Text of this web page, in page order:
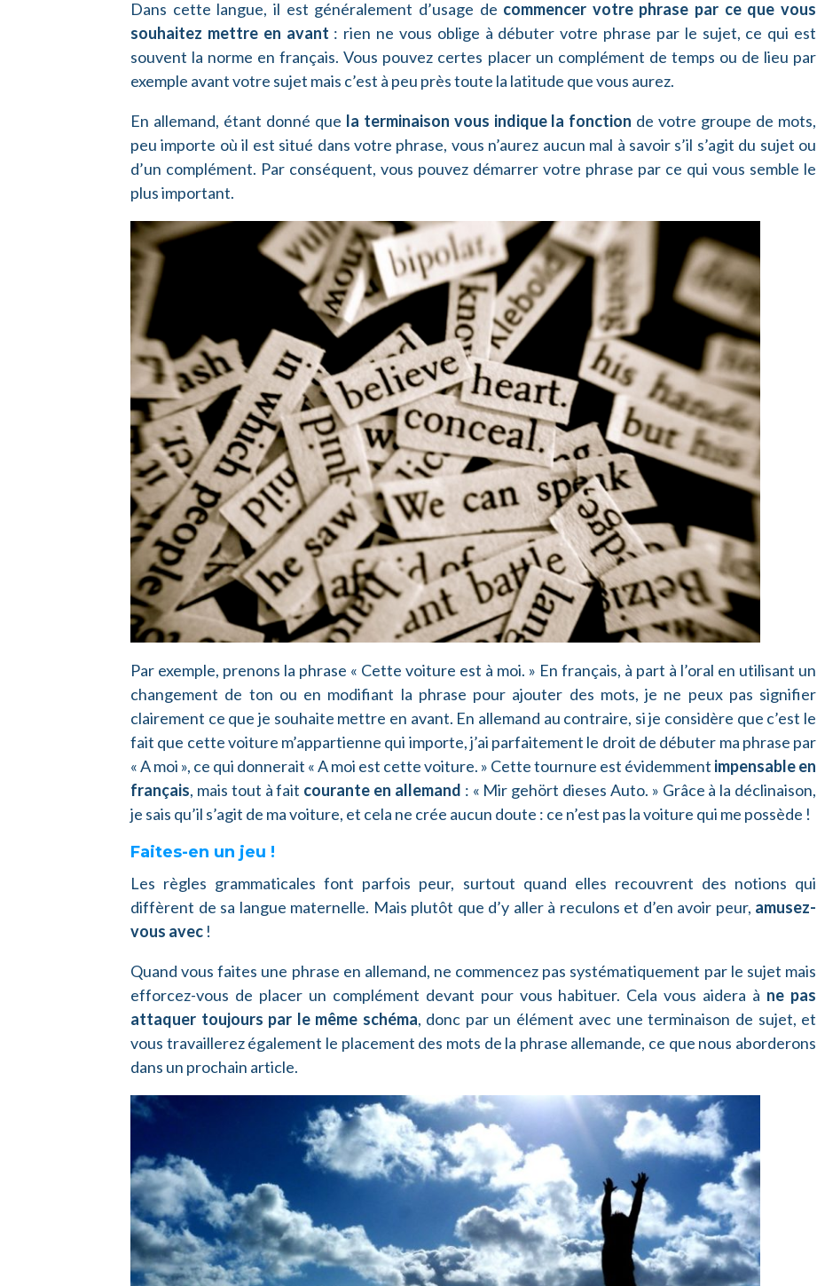
Dans cette langue, il est généralement d’usage de commencer votre phrase par ce que vous
souhaitez mettre en avant : rien ne vous oblige à débuter votre phrase par le sujet, ce qui est
souvent la norme en français. Vous pouvez certes placer un complément de temps ou de lieu par
exemple avant votre sujet mais c’est à peu près toute la latitude que vous aurez.
En allemand, étant donné que la terminaison vous indique la fonction de votre groupe de mots,
peu importe où il est situé dans votre phrase, vous n’aurez aucun mal à savoir s’il s’agit du sujet ou
d’un complément. Par conséquent, vous pouvez démarrer votre phrase par ce qui vous semble le
plus important.
Par exemple, prenons la phrase « Cette voiture est à moi. » En français, à part à l’oral en utilisant un
changement de ton ou en modifiant la phrase pour ajouter des mots, je ne peux pas signifier
clairement ce que je souhaite mettre en avant. En allemand au contraire, si je considère que c’est le
fait que cette voiture m’appartienne qui importe, j’ai parfaitement le droit de débuter ma phrase par
« A moi », ce qui donnerait « A moi est cette voiture. » Cette tournure est évidemment impensable en
français, mais tout à fait courante en allemand : « Mir gehört dieses Auto. » Grâce à la déclinaison,
je sais qu’il s’agit de ma voiture, et cela ne crée aucun doute : ce n’est pas la voiture qui me possède !
Faites-en un jeu !
Les règles grammaticales font parfois peur, surtout quand elles recouvrent des notions qui
diffèrent de sa langue maternelle. Mais plutôt que d’y aller à reculons et d’en avoir peur, amusez-
vous avec !
Quand vous faites une phrase en allemand, ne commencez pas systématiquement par le sujet mais
efforcez-vous de placer un complément devant pour vous habituer. Cela vous aidera à ne pas
attaquer toujours par le même schéma, donc par un élément avec une terminaison de sujet, et
vous travaillerez également le placement des mots de la phrase allemande, ce que nous aborderons
dans un prochain article.